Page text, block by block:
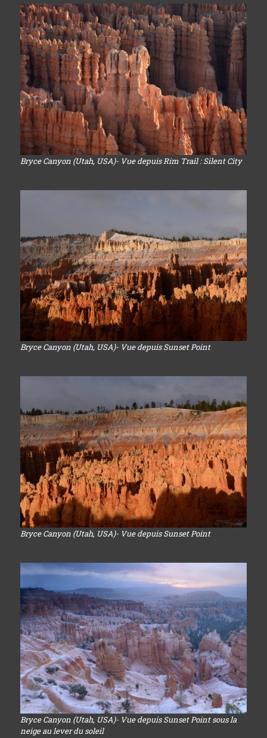
Bryce Canyon (Utah, USA)- Vue depuis Rim Trail : Silent City
Bryce Canyon (Utah, USA)- Vue depuis Sunset Point
Bryce Canyon (Utah, USA)- Vue depuis Sunset Point
Bryce Canyon (Utah, USA)- Vue depuis Sunset Point sous la
neige au lever du soleil